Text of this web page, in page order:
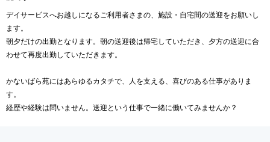
デイサービスへお越しになるご利用者さまの、施設・自宅間の送迎をお願いし
ます。
朝夕だけの出勤となります。朝の送迎後は帰宅していただき、夕方の送迎に合
わせて再度出勤していただきます。
かないばら苑にはあらゆるカタチで、人を支える、喜びのある仕事がありま
す。
経歴や経験は問いません。送迎という仕事で一緒に働いてみませんか？